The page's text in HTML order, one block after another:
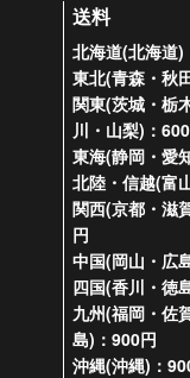
送料
北海道(北海道)
東北(青森・秋
関東(茨城・栃
川・山梨)：
東海(静岡・愛
北陸・信越(富
関西(京都・滋
円
中国(岡山・広
四国(香川・徳
九州(福岡・佐
島)：900円
沖縄(沖縄)：